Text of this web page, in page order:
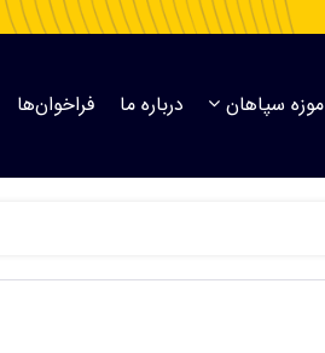
موزه سپاهان درباره ما فراخوان‌ها